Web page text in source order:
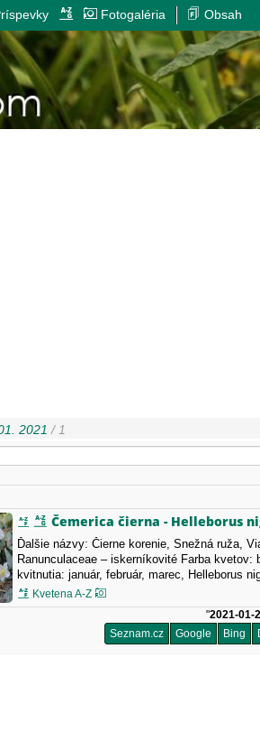
Fotogaléria Obsah
2021 / 1
Čemerica čierna - Helleborus
Ďalšie názvy: Čierne korenie, Snežná ruža,
Ranunculaceae – iskerníkovité Farba
kvitnutia: január, február, marec, Helleborus
cca 15 až 30 cm vysoká, mrazuvzdorná…
Kvetena A-Z
"2021-01-
Seznam.cz
Google Bing